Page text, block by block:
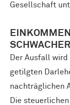
Gesellschaft
Der Ausfall
getilgten
nachträglichen
Die